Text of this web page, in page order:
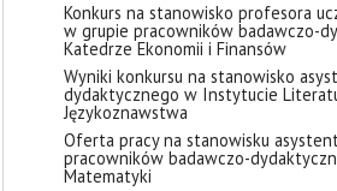
Konkurs na stanowisko profesora
w grupie pracowników badawczo-
Katedrze Ekonomii i Finansów
Wyniki konkursu na stanowisko
dydaktycznego w Instytucie
Językoznawstwa
Oferta pracy na stanowisku
pracowników badawczo-
Matematyki